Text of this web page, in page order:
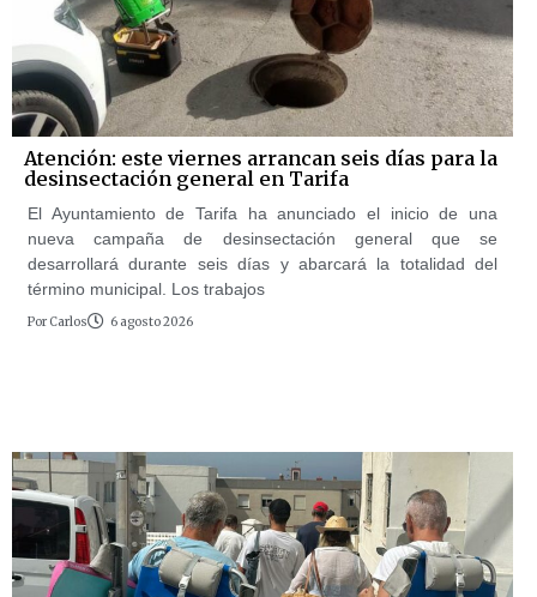
Atención: este viernes arrancan seis días para la
desinsectación general en Tarifa
El Ayuntamiento de Tarifa ha anunciado el inicio de una
nueva campaña de desinsectación general que se
desarrollará durante seis días y abarcará la totalidad del
término municipal. Los trabajos
Por Carlos 6 agosto 2026